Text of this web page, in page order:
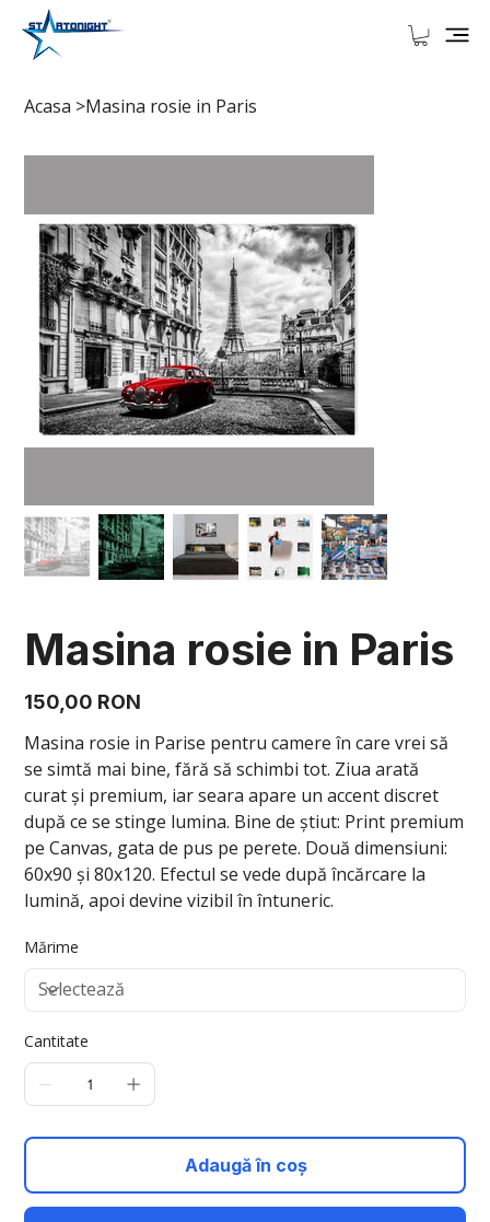
Acasa >Masina rosie in Paris
Masina rosie in Paris
Preț
150,00 RON
Masina rosie in Parise pentru camere în care vrei să
se simtă mai bine, fără să schimbi tot. Ziua arată
curat și premium, iar seara apare un accent discret
după ce se stinge lumina. Bine de știut: Print premium
pe Canvas, gata de pus pe perete. Două dimensiuni:
60x90 și 80x120. Efectul se vede după încărcare la
lumină, apoi devine vizibil în întuneric.
Mărime
Cantitate
Adaugă în coș